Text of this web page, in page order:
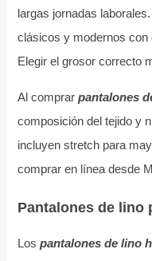
largas jornadas
clásicos y modernos con
Elegir el grosor correcto
Al comprar pantalones
composición del tejido y
incluyen stretch para
comprar en línea desde
Pantalones de lino
Los pantalones de lino